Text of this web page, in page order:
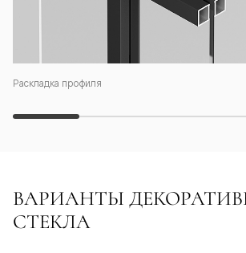
Раскладка профиля
ВАРИАНТЫ
СТЕКЛА